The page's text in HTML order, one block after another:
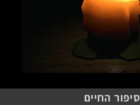
סיפור החיים